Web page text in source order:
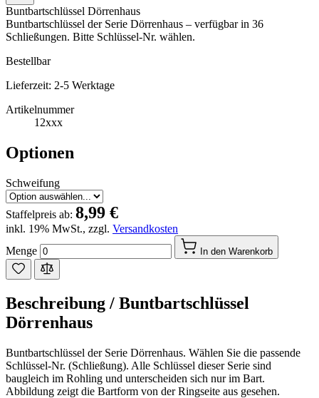
Buntbartschlüssel Dörrenhaus
Buntbartschlüssel der Serie Dörrenhaus – verfügbar in 36
Schließungen. Bitte Schlüssel-Nr. wählen.
Bestellbar
Lieferzeit: 2-5 Werktage
Artikelnummer
12xxx
Optionen
Schweifung
Staffelpreis ab: 8,99 €
inkl. 19% MwSt., zzgl. Versandkosten
Menge
In den Warenkorb
Beschreibung / Buntbartschlüssel
Dörrenhaus
Buntbartschlüssel der Serie Dörrenhaus. Wählen Sie die passende
Schlüssel-Nr. (Schließung). Alle Schlüssel dieser Serie sind
baugleich im Rohling und unterscheiden sich nur im Bart.
Abbildung zeigt die Bartform von der Ringseite aus gesehen.